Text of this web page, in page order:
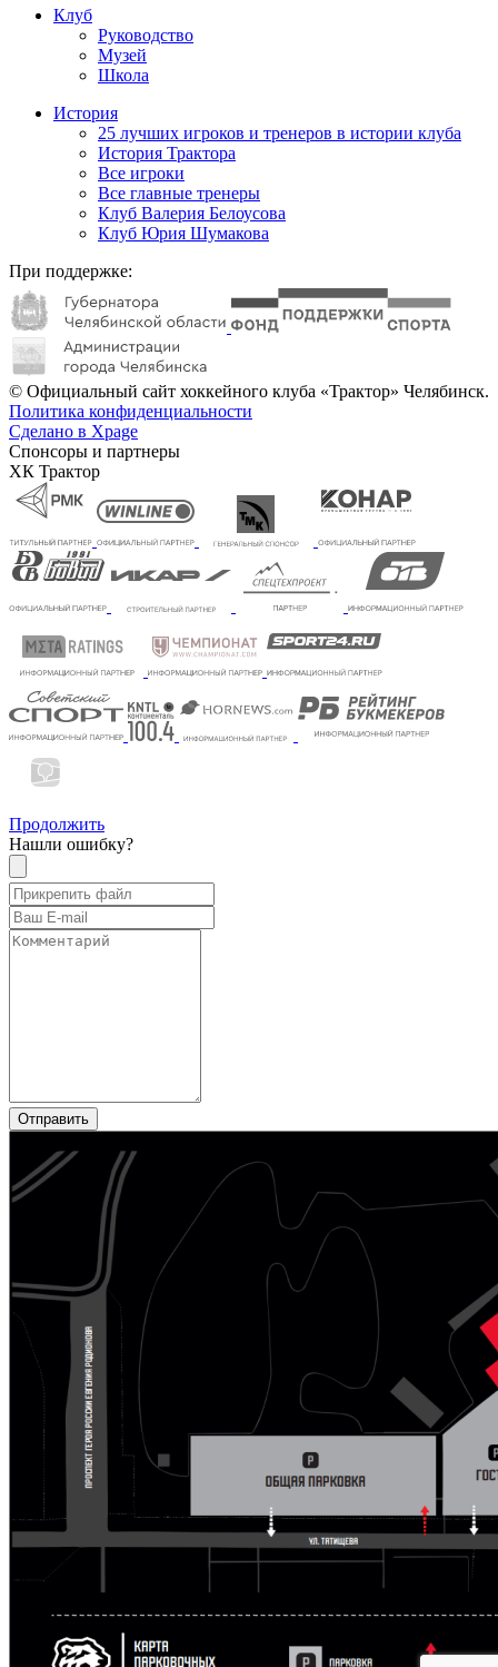
Клуб
Руководство
Музей
Школа
История
25 лучших игроков и тренеров в истории клуба
История Трактора
Все игроки
Все главные тренеры
Клуб Валерия Белоусова
Клуб Юрия Шумакова
При поддержке:
© Официальный сайт хоккейного клуба «Трактор» Челябинск.
Политика конфиденциальности
Сделано в Xpage
Спонсоры и партнеры
ХК Трактор
Продолжить
Нашли ошибку?